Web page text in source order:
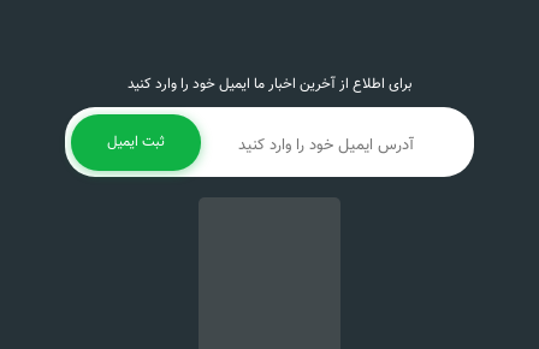
برای اطلاع از آخرین اخبار ما ایمیل خود را وارد کنید
ثبت ایمیل